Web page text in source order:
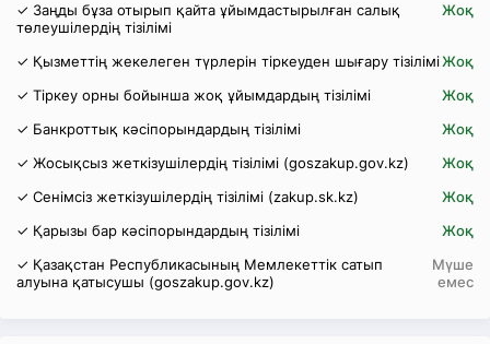
✓ Заңды бұза отырып қайта ұйымдастырылған салық
төлеушілердің тізілімі
Жоқ
✓ Қызметтің жекелеген түрлерін тіркеуден шығару тізіліміЖоқ
✓ Тіркеу орны бойынша жоқ ұйымдардың тізілімі
Жоқ
✓ Банкроттық кәсіпорындардың тізілімі
Жоқ
✓ Жосықсыз жеткізушілердің тізілімі (goszakup.gov.kz)
Жоқ
✓ Сенімсіз жеткізушілердің тізілімі (zakup.sk.kz)
Жоқ
✓ Қарызы бар кәсіпорындардың тізілімі
Жоқ
✓ Қазақстан Республикасының Мемлекеттік сатып
алуына қатысушы (goszakup.gov.kz)
Мүше
емес